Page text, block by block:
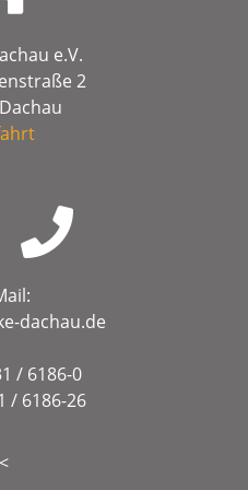
e.V.
2
dachau.de
/ 6186-0
/ 6186-26
<